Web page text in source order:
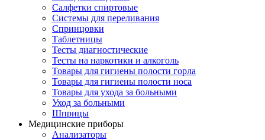
Салфетки спиртовые
Системы для переливания
Спринцовки
Таблетницы
Тесты диагностические
Тесты на наркотики и алкоголь
Товары для гигиены полости горла
Товары для гигиены полости носа
Товары для ухода за больными
Уход за больными
Шприцы
Медицинские приборы
Анализаторы